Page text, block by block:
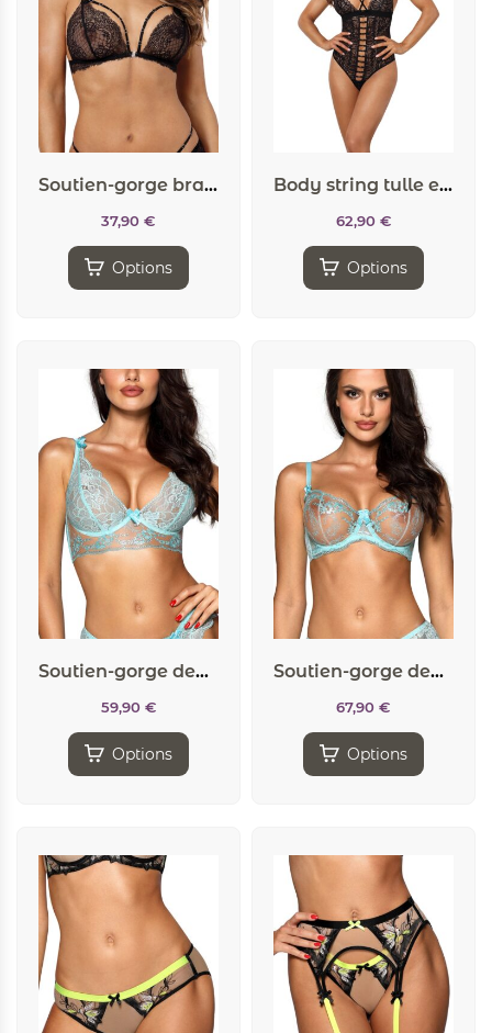
Soutien-gorge bralette noir V-10091 – Axami
37,90 €
Options
Body string tulle et dentelle noir V-10100 – Axami
62,90 €
Options
Soutien-gorge dentelle bleu V-10121 – Axami
59,90 €
Options
Soutien-gorge dentelle bleu V-10131 – Axami
67,90 €
Options